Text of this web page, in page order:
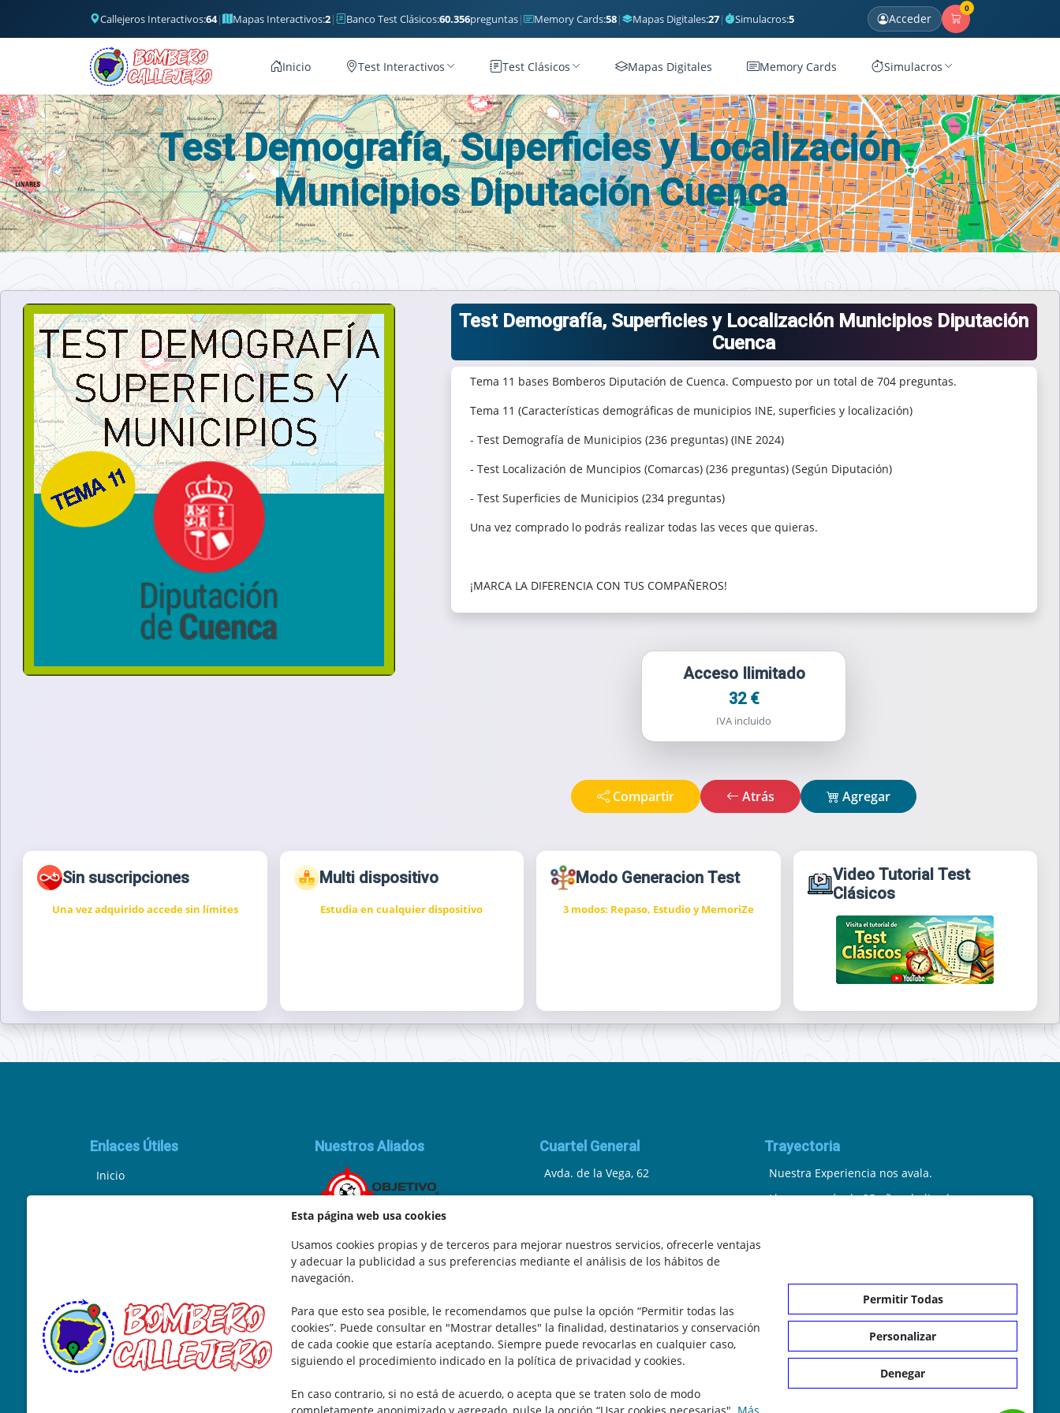
Callejeros Interactivos:64| Mapas Interactivos:2| Banco Test Clásicos:60.356preguntas| Memory Cards:58| Mapas Digitales:27| Simulacros:5 Acceder
0
Inicio Test Interactivos Test Clásicos Mapas Digitales Memory Cards Simulacros
Test Demografía, Superficies y Localización
Municipios Diputación Cuenca
Test Demografía, Superficies y Localización Municipios Diputación
Cuenca
Tema 11 bases Bomberos Diputación de Cuenca. Compuesto por un total de 704 preguntas.
Tema 11 (Características demográficas de municipios INE, superficies y localización)
- Test Demografía de Municipios (236 preguntas) (INE 2024)
- Test Localización de Muncipios (Comarcas) (236 preguntas) (Según Diputación)
- Test Superficies de Municipios (234 preguntas)
Una vez comprado lo podrás realizar todas las veces que quieras.
¡MARCA LA DIFERENCIA CON TUS COMPAÑEROS!
Acceso Ilimitado
32 €
IVA incluido
Compartir Atrás Agregar
Sin suscripciones
Una vez adquirido accede sin límites
Multi dispositivo
Estudia en cualquier dispositivo
Modo Generacion Test
3 modos: Repaso, Estudio y MemoriZe
Video Tutorial Test
Clásicos
Esta página web usa cookies
Usamos cookies propias y de terceros para mejorar nuestros servicios, ofrecerle ventajas
y adecuar la publicidad a sus preferencias mediante el análisis de los hábitos de
navegación.
Para que esto sea posible, le recomendamos que pulse la opción “Permitir todas las
cookies”. Puede consultar en "Mostrar detalles" la finalidad, destinatarios y conservación
de cada cookie que estaría aceptando. Siempre puede revocarlas en cualquier caso,
siguiendo el procedimiento indicado en la política de privacidad y cookies.
En caso contrario, si no está de acuerdo, o acepta que se traten solo de modo
Permitir Todas
Personalizar
Denegar
Enlaces Útiles
Inicio
Marketing y Soporte
Nuestros Aliados Cuartel General
Avda. de la Vega, 62
España
Email: bomberocallejero@gmail.com
Trayectoria
Nuestra Experiencia nos avala.
Llevamos más de 25 años dedicados
¡Rechaza Imitaciones!, equipo
humano y soporte real detrás de la
plataforma.